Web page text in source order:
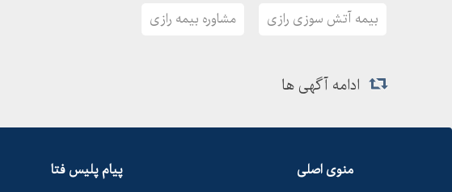
بیمه آتش سوزی رازی مشاوره بیمه رازی
ادامه آگهی ها
منوی اصلی پیام پلیس فتا